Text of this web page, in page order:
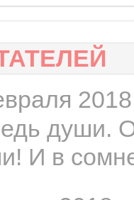
души.
И в